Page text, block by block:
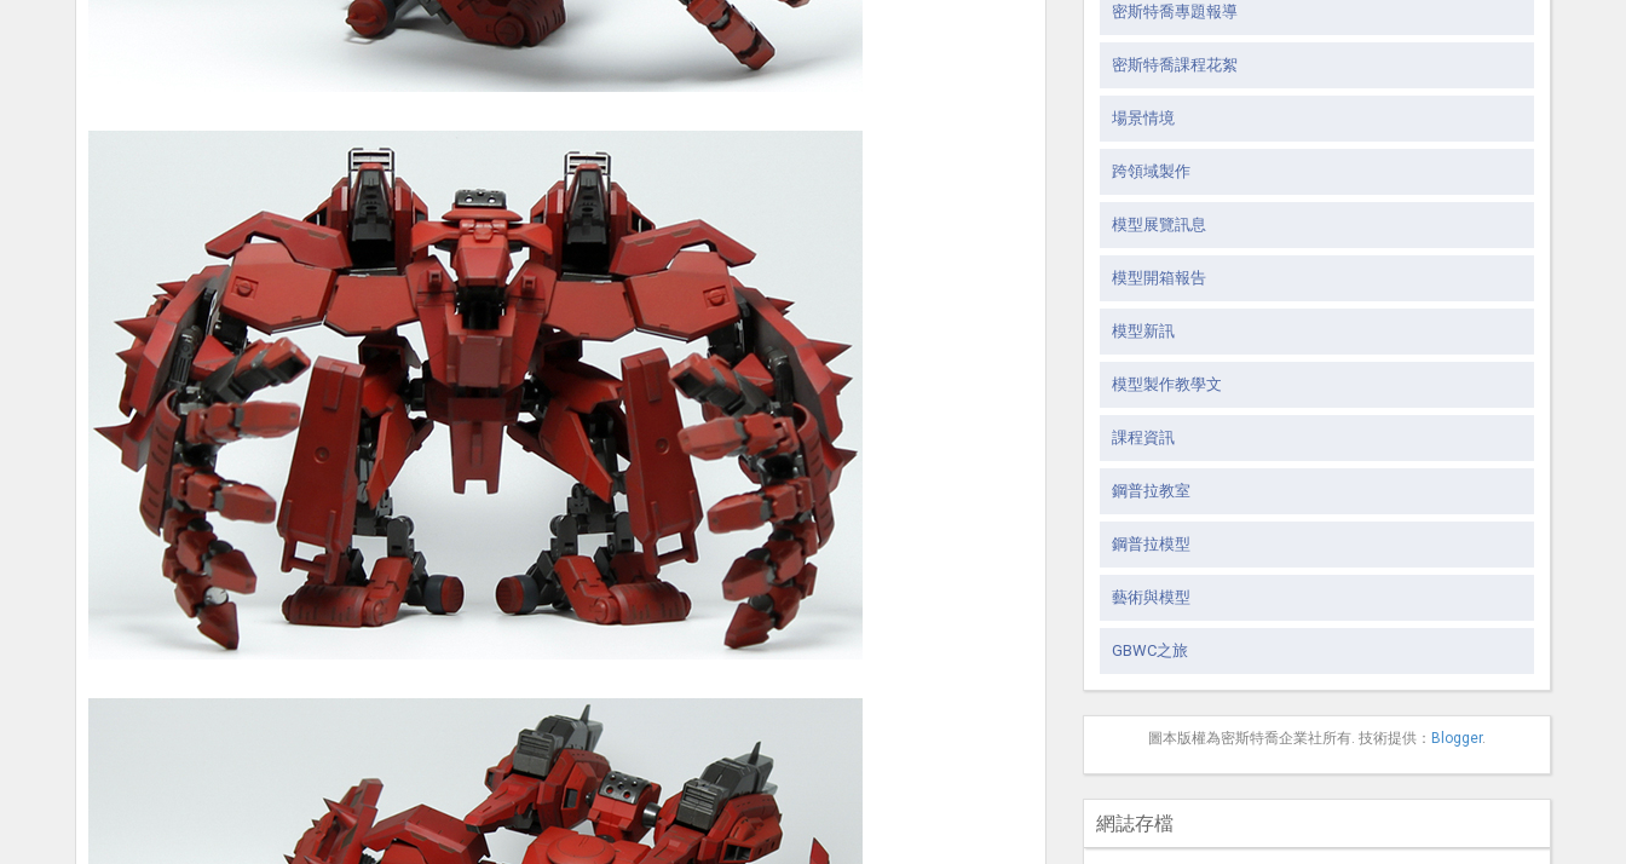
密斯特喬專題報導
密斯特喬課程花絮
場景情境
跨領域製作
模型展覽訊息
模型開箱報告
模型新訊
模型製作教學文
課程資訊
鋼普拉教室
鋼普拉模型
藝術與模型
GBWC之旅
圖本版權為密斯特喬企業社所有. 技術提供：Blogger.
網誌存檔